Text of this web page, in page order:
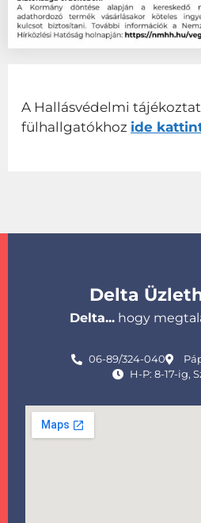
A Hallásvédelmi
fülhallgatókhoz ide
Delta
Delta... hogy
06-89/324-040
H-P: 8-17-ig,